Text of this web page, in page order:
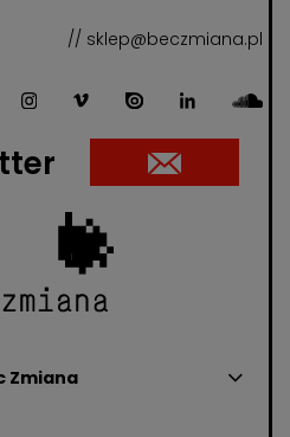
// sklep@beczmiana.pl
Zmiana